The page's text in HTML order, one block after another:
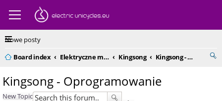
Nowe posty
Board index
Elektryczne monocykle - kompendium Kingsong Kingsong - Oprogramowanie
Kingsong - Oprogramowanie
New Topic